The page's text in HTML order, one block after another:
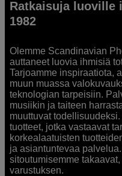
Ratkaisuja luoville
1982
Olemme Scandinavian
auttaneet luovia ihmisiä
Tarjoamme inspiraatiota,
muun muassa
teknologian tarpeisiin.
musiikin ja taiteen
muuttuvat
tuotteet, jotka vastaavat
korkealaatuisten
ja asiantuntevaa
sitoutumisemme
varustuksen.